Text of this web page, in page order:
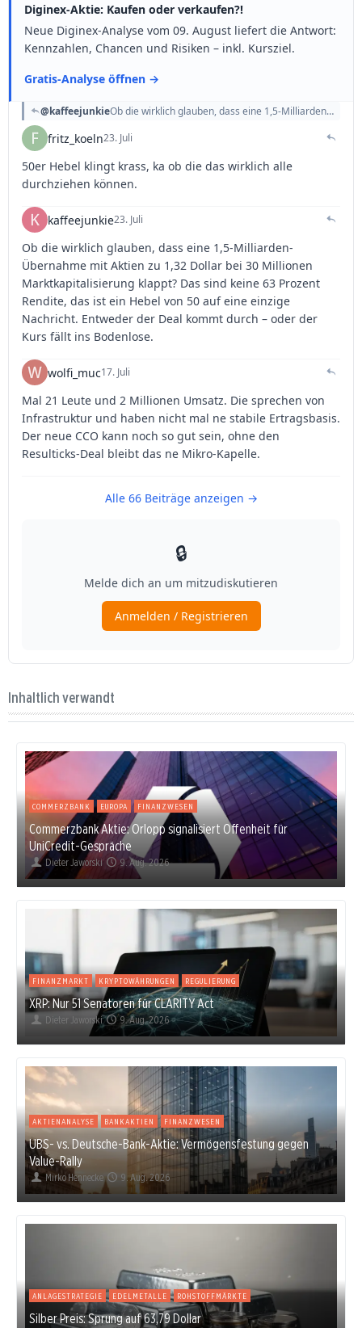
Inhaltlich verwandt
COMMERZBANK EUROPA FINANZWESEN
Commerzbank Aktie: Orlopp signalisiert Offenheit für
UniCredit-Gespräche
Dieter Jaworski 9. Aug. 2026
FINANZMARKT KRYPTOWÄHRUNGEN REGULIERUNG
XRP: Nur 51 Senatoren für CLARITY Act
Dieter Jaworski 9. Aug. 2026
AKTIENANALYSE BANKAKTIEN FINANZWESEN
UBS- vs. Deutsche-Bank-Aktie: Vermögensfestung gegen
Value-Rally
Mirko Hennecke 9. Aug. 2026
ANLAGESTRATEGIE EDELMETALLE ROHSTOFFMÄRKTE
Silber Preis: Sprung auf 63,79 Dollar